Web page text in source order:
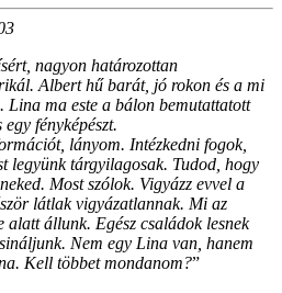
nagyon határozottan
Albert hű barát, jó rokon és a mi
Lina ma este a bálon bemutattatott
fényképészt.
lányom. Intézkedni fogok,
legyünk tárgyilagosak. Tudod, hogy
Most szólok. Vigyázz evvel a
látlak vigyázatlannak. Mi az
alatt állunk. Egész családok lesnek
Nem egy Lina van, hanem
Kell többet mondanom?”